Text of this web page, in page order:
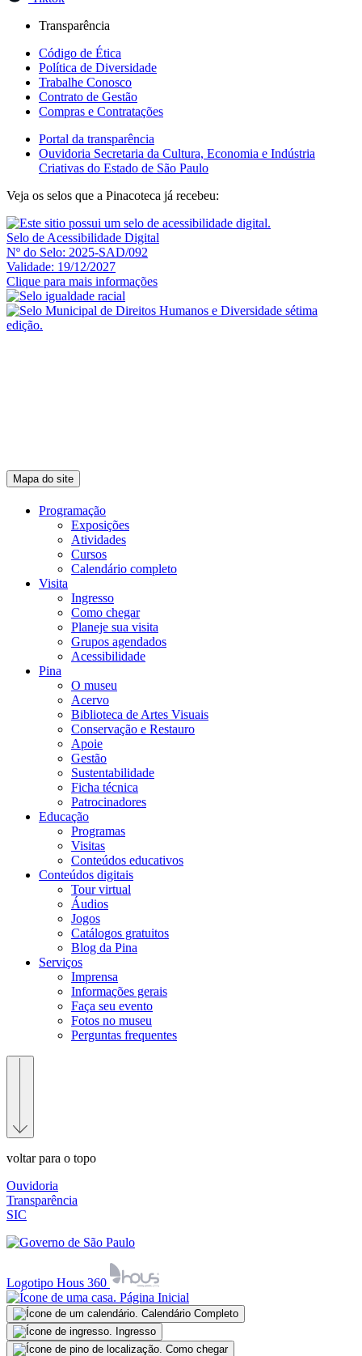
Transparência
Código de Ética
Política de Diversidade
Trabalhe Conosco
Contrato de Gestão
Compras e Contratações
Portal da transparência
Ouvidoria Secretaria da Cultura, Economia e Indústria
Criativas do Estado de São Paulo
Veja os selos que a Pinacoteca já recebeu:
Selo de Acessibilidade Digital
Nº do Selo: 2025-SAD/092
Validade: 19/12/2027
Clique para mais informações
Mapa do site
Programação
Exposições
Atividades
Cursos
Calendário completo
Visita
Ingresso
Como chegar
Planeje sua visita
Grupos agendados
Acessibilidade
Pina
O museu
Acervo
Biblioteca de Artes Visuais
Conservação e Restauro
Apoie
Gestão
Sustentabilidade
Ficha técnica
Patrocinadores
Educação
Programas
Visitas
Conteúdos educativos​
Conteúdos digitais
Tour virtual
Áudios
Jogos
Catálogos gratuitos
Blog da Pina
Serviços
Imprensa
Informações gerais
Faça seu evento
Fotos no museu
Perguntas frequentes
voltar para o topo
Ouvidoria
Transparência
SIC
Logotipo Hous 360
Página Inicial
Calendário Completo
Ingresso
Como chegar